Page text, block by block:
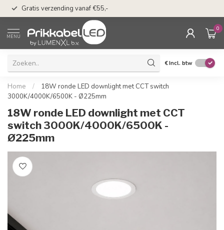
Gratis verzending vanaf €55,-
MENU
0
€Incl. btw
Home /
18W ronde LED downlight met CCT switch
3000K/4000K/6500K - Ø225mm
18W ronde LED downlight met CCT
switch 3000K/4000K/6500K -
Ø225mm